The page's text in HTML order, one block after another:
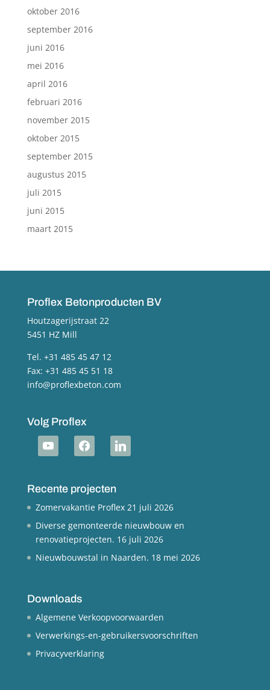
oktober 2016
september 2016
juni 2016
mei 2016
april 2016
februari 2016
november 2015
oktober 2015
september 2015
augustus 2015
juli 2015
juni 2015
maart 2015
Proflex Betonproducten BV
Houtzagerijstraat 22
5451 HZ Mill
Tel. +31 485 45 47 12
Fax: +31 485 45 51 18
info@proflexbeton.com
Volg Proflex
youtube facebook linkedin
Recente projecten
Zomervakantie Proflex 21 juli 2026
Diverse gemonteerde nieuwbouw en
renovatieprojecten. 16 juli 2026
Nieuwbouwstal in Naarden. 18 mei 2026
Downloads
Algemene Verkoopvoorwaarden
Verwerkings-en-gebruikersvoorschriften
Privacyverklaring